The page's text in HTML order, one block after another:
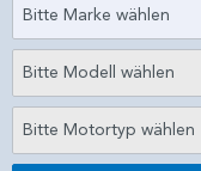
Bitte Marke wählen
Bitte Modell wählen
Bitte Motortyp wählen